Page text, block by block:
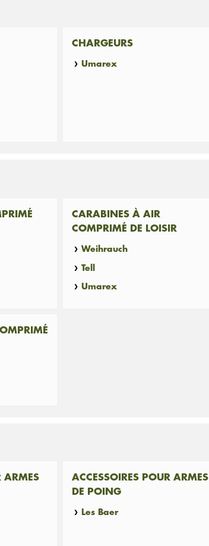
CHARGEURS
Umarex
CARABINES À AIR
COMPRIMÉ DE LOISIR
Weihrauch
Tell
Umarex
ARMES
ACCESSOIRES POUR ARMES
DE POING
Les Baer